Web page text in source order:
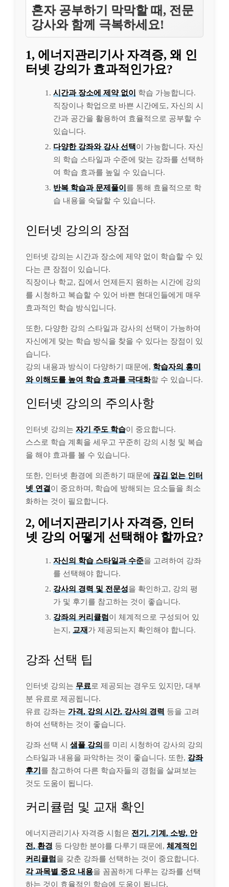
혼자 공부하기 막막할 때, 전문
강사와 함께 극복하세요!
1, 에너지관리기사 자격증, 왜 인
터넷 강의가 효과적인가요?
시간과 장소에 제약 없이
학습 가능합니다.
직장이나 학업으로 바쁜 시간에도, 자신의 시
간과 공간을 활용하여 효율적으로 공부할 수
있습니다.
다양한 강좌와 강사 선택이 가능합니다. 자신
의 학습 스타일과 수준에 맞는 강좌를 선택하
여 학습 효과를 높일 수 있습니다.
반복 학습과 문제풀이 를 통해 효율적으로 학
습 내용을 숙달할 수 있습니다.
인터넷 강의의 장점
인터넷 강의는 시간과 장소에 제약 없이 학습할 수 있
다는 큰 장점이 있습니다.
직장이나 학교, 집에서 언제든지 원하는 시간에 강의
를 시청하고 복습할 수 있어 바쁜 현대인들에게 매우
효과적인 학습 방식입니다.
또한, 다양한 강의 스타일과 강사의 선택이 가능하여
자신에게 맞는 학습 방식을 찾을 수 있다는 장점이 있
습니다.
강의 내용과 방식이 다양하기 때문에, 학습자의 흥미
와 이해도를 높여 학습 효과를 극대화할 수 있습니다.
인터넷 강의의 주의사항
인터넷 강의는 자기 주도 학습이 중요합니다.
스스로 학습 계획을 세우고 꾸준히 강의 시청 및 복습
을 해야 효과를 볼 수 있습니다.
또한, 인터넷 환경에 의존하기 때문에 끊김 없는 인터
넷 연결 이 중요하며, 학습에 방해되는 요소들을 최소
화하는 것이 필요합니다.
2, 에너지관리기사 자격증, 인터
넷 강의 어떻게 선택해야 할까요?
자신의 학습 스타일과 수준을 고려하여 강좌
를 선택해야 합니다.
강사의 경력 및 전문성을 확인하고, 강의 평
가 및 후기를 참고하는 것이 좋습니다.
강좌의 커리큘럼 이 체계적으로 구성되어 있
는지, 교재 가 제공되는지 확인해야 합니다.
강좌 선택 팁
인터넷 강의는 무료로 제공되는 경우도 있지만, 대부
분 유료로 제공됩니다.
유료 강좌는 가격, 강의 시간, 강사의 경력 등을 고려
하여 선택하는 것이 좋습니다.
강좌 선택 시 샘플 강의 를 미리 시청하여 강사의 강의
스타일과 내용을 파악하는 것이 좋습니다. 또한, 강좌
후기 를 참고하여 다른 학습자들의 경험을 살펴보는
것도 도움이 됩니다.
커리큘럼 및 교재 확인
에너지관리기사 자격증 시험은 전기, 기계, 소방, 안
전, 환경 등 다양한 분야를 다루기 때문에, 체계적인
커리큘럼 을 갖춘 강좌를 선택하는 것이 중요합니다.
각 과목별 중요 내용을 꼼꼼하게 다루는 강좌를 선택
하는 것이 효율적인 학습에 도움이 됩니다.